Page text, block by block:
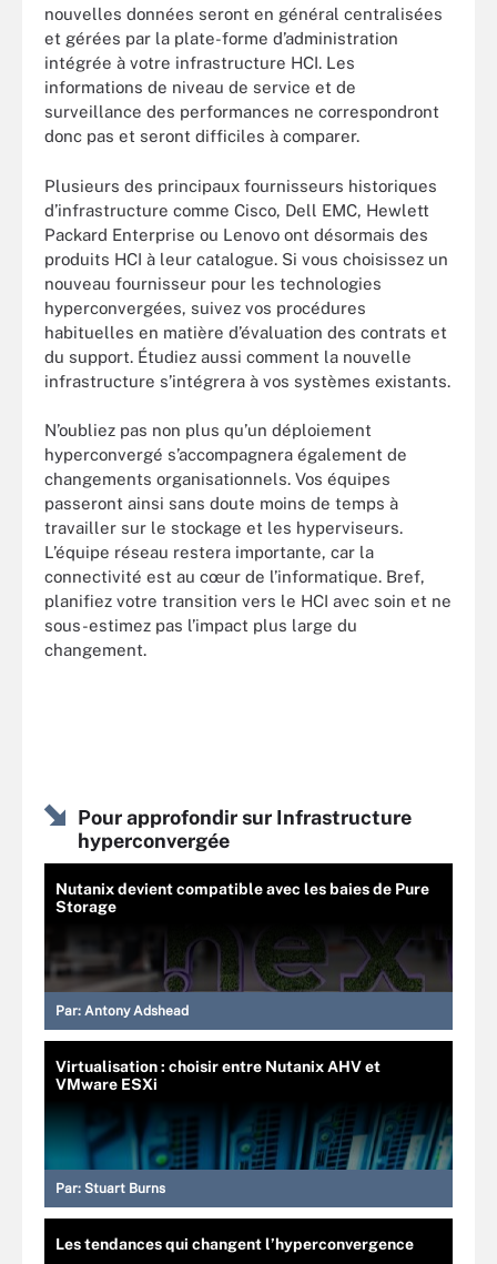
nouvelles données seront en général centralisées
et gérées par la plate-forme d’administration
intégrée à votre infrastructure HCI. Les
informations de niveau de service et de
surveillance des performances ne correspondront
donc pas et seront difficiles à comparer.
Plusieurs des principaux fournisseurs historiques
d’infrastructure comme Cisco, Dell EMC, Hewlett
Packard Enterprise ou Lenovo ont désormais des
produits HCI à leur catalogue. Si vous choisissez un
nouveau fournisseur pour les technologies
hyperconvergées, suivez vos procédures
habituelles en matière d’évaluation des contrats et
du support. Étudiez aussi comment la nouvelle
infrastructure s’intégrera à vos systèmes existants.
N’oubliez pas non plus qu’un déploiement
hyperconvergé s’accompagnera également de
changements organisationnels. Vos équipes
passeront ainsi sans doute moins de temps à
travailler sur le stockage et les hyperviseurs.
L’équipe réseau restera importante, car la
connectivité est au cœur de l’informatique. Bref,
planifiez votre transition vers le HCI avec soin et ne
sous-estimez pas l’impact plus large du
changement.
Pour approfondir sur Infrastructure
hyperconvergée
Nutanix devient compatible avec les baies de Pure
Storage
Par: Antony Adshead
Virtualisation : choisir entre Nutanix AHV et
VMware ESXi
Par: Stuart Burns
Les tendances qui changent l’hyperconvergence